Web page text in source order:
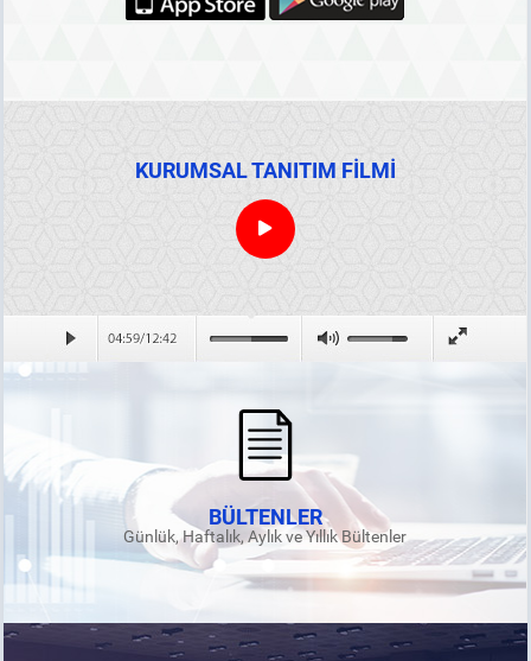
KURUMSAL TANITIM FİLMİ
BÜLTENLER
Günlük, Haftalık, Aylık ve Yıllık Bültenler